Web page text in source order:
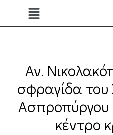
Αν.
σφραγίδα του
κέντρο